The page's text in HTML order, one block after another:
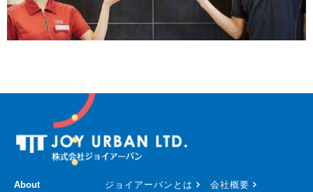
About ジョイアーバンとは 会社概要